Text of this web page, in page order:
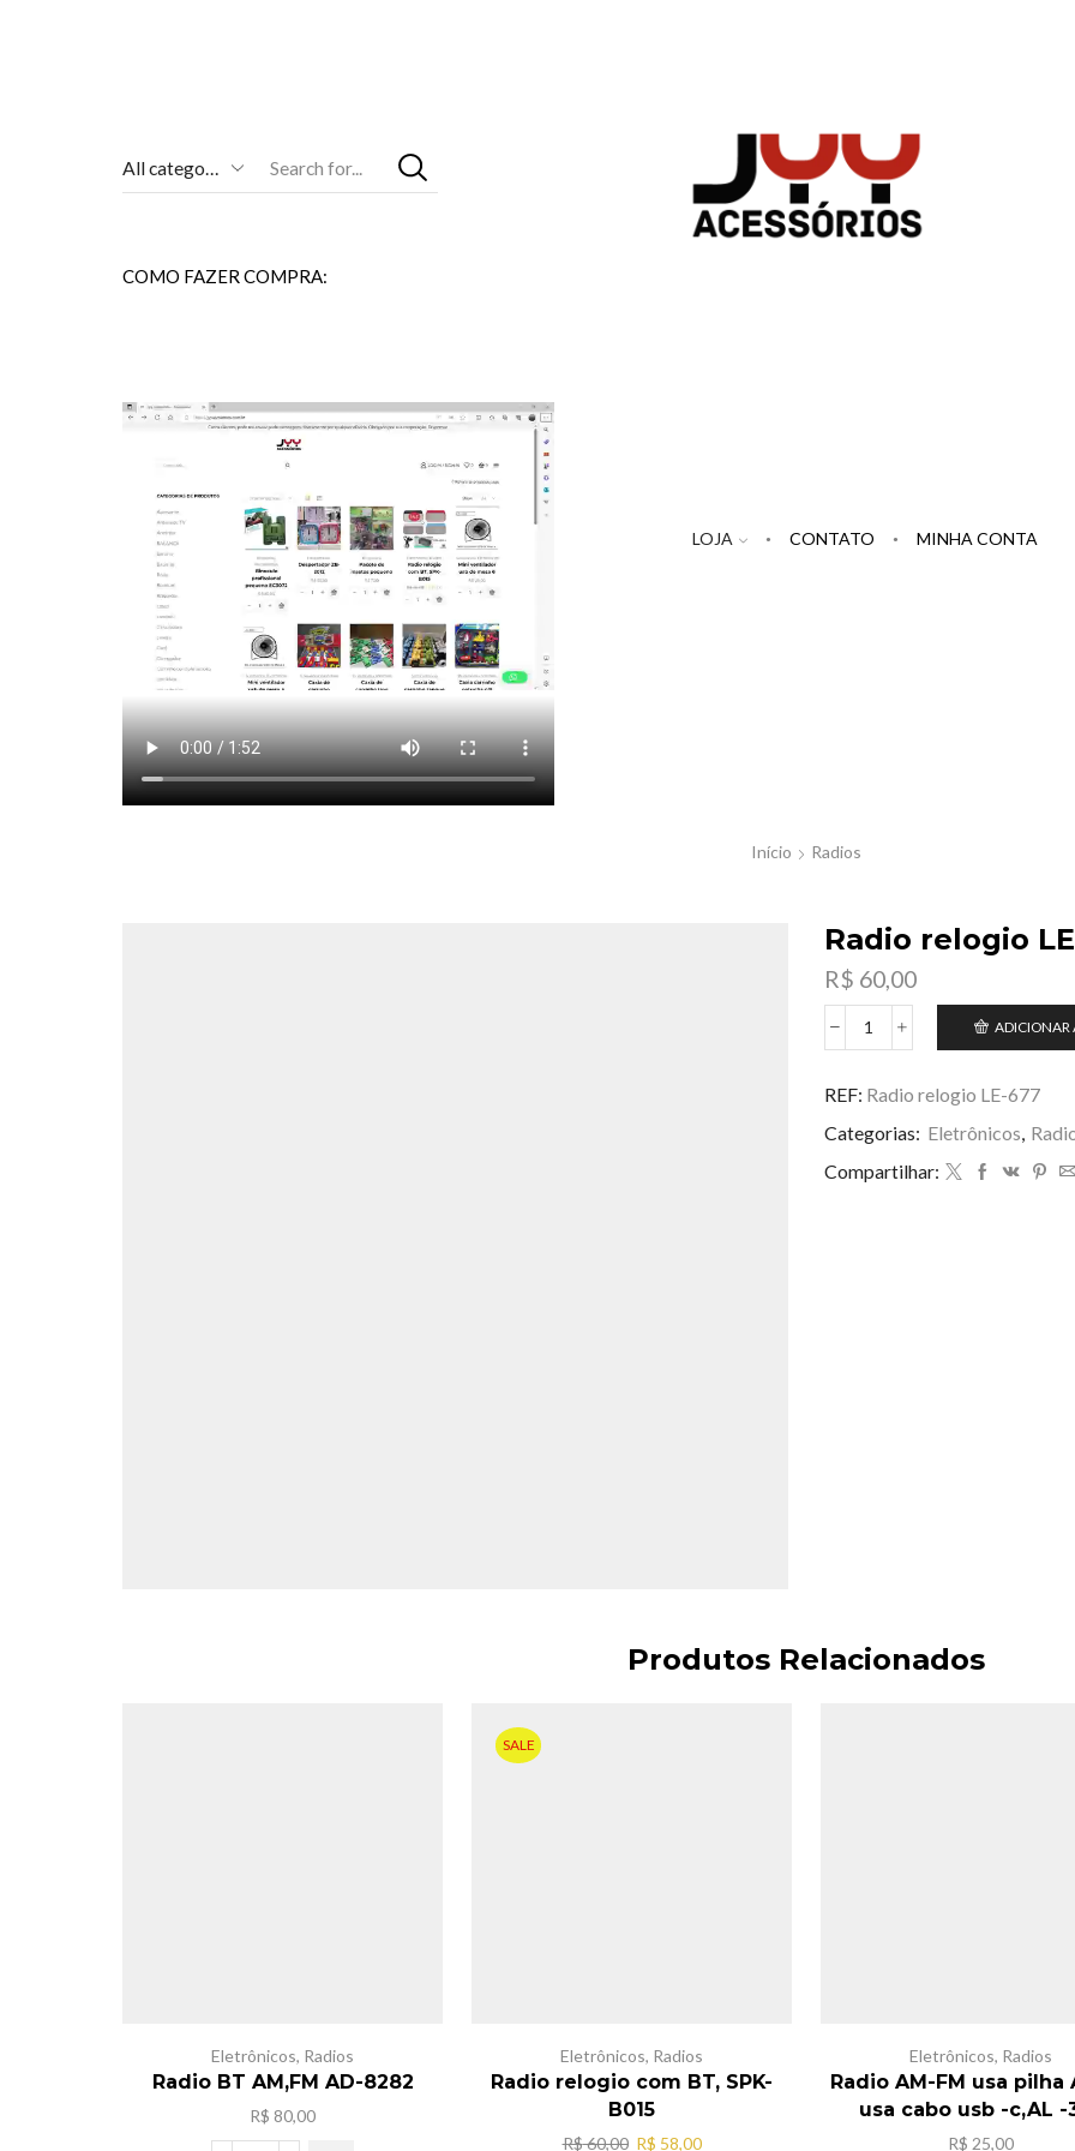
Entrada
COMO FAZER COMPRA:
LOJA CONTATO MINHA CONTA
Início Radios
Radio relogio
R$ 60,00
Radio
LE-
quantidade
ADICIONAR
REF: Radio relogio LE-677
Categorias: Eletrônicos,
Compartilhar:
Produtos Relacionados
Eletrônicos, Radios
Radio BT AM,FM AD-8282
R$ 80,00
SALE
Eletrônicos, Radios
Radio relogio com BT, SPK-
B015
R$60,00 O
R$ 58,00O
Eletrônicos, Radios
Radio AM-FM usa pilha
usa cabo usb -c,AL -
R$ 25,00